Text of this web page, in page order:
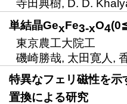
寺田典樹, D. D.
単結晶GexFe3-xO4
東京農工大院工
磯崎勝哉, 太田寛人,
特異なフェリ磁性を
置換による研究